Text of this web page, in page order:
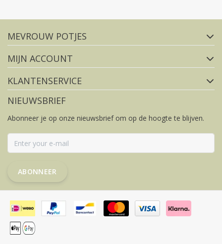
FACEBOOK
MEVROUW POTJES
MIJN ACCOUNT
KLANTENSERVICE
NIEUWSBRIEF
Abonneer je op onze nieuwsbrief om op de hoogte te blijven.
ABONNEER